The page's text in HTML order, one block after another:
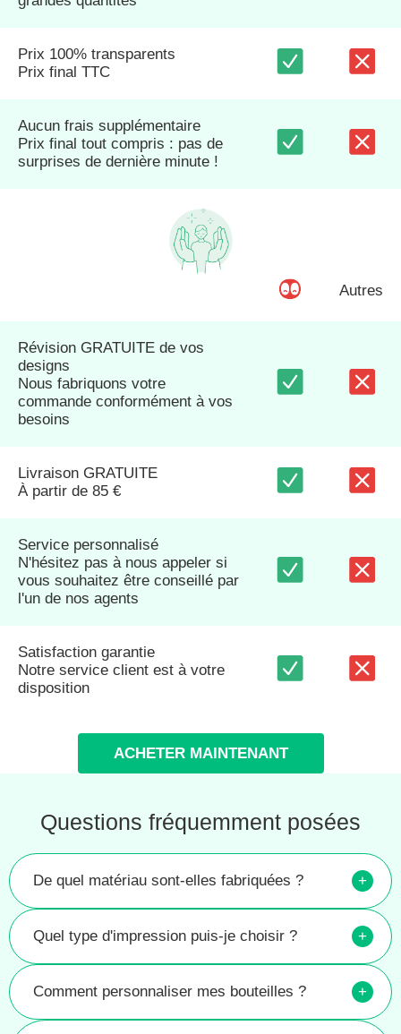
Prix 100% transparents
Prix final TTC
Aucun frais supplémentaire
Prix final tout compris : pas de
surprises de dernière minute !
Autres
Révision GRATUITE de vos
designs
Nous fabriquons votre
commande conformément à vos
besoins
Livraison GRATUITE
À partir de 85 €
Service personnalisé
N'hésitez pas à nous appeler si
vous souhaitez être conseillé par
l'un de nos agents
Satisfaction garantie
Notre service client est à votre
disposition
ACHETER MAINTENANT
Questions fréquemment posées
De quel matériau sont-elles fabriquées ? +
Quel type d'impression puis-je choisir ? +
Comment personnaliser mes bouteilles ? +